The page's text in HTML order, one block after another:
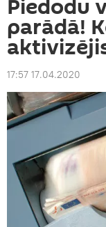
Piedodu
parādā!
17:57 17.04.2020